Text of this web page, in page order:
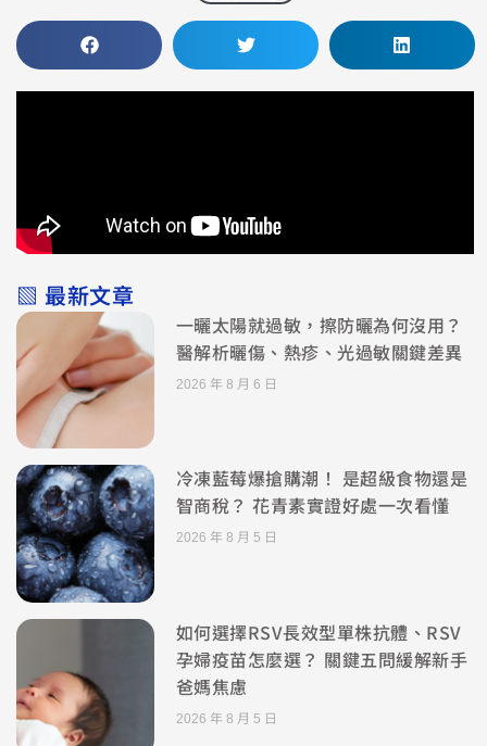
▧ 最新文章
一曬太陽就過敏，擦防曬為何沒用？
醫解析曬傷、熱疹、光過敏關鍵差異
2026 年 8 月 6 日
冷凍藍莓爆搶購潮！ 是超級食物還是
智商稅？ 花青素實證好處一次看懂
2026 年 8 月 5 日
如何選擇RSV長效型單株抗體、RSV
孕婦疫苗怎麼選？ 關鍵五問緩解新手
爸媽焦慮
2026 年 8 月 5 日